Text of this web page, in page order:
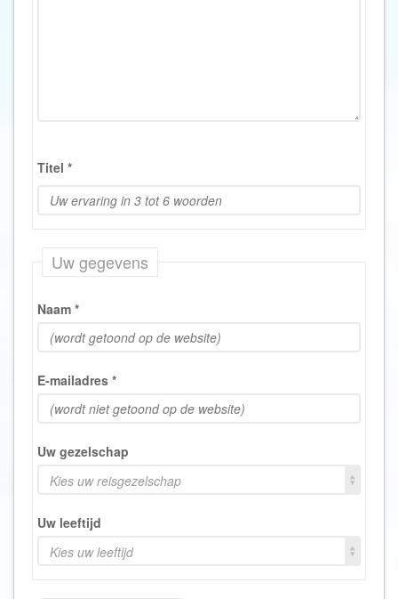
Titel *
Uw gegevens
Naam *
E-mailadres *
Uw gezelschap
Kies uw reisgezelschap
Uw leeftijd
Kies uw leeftijd